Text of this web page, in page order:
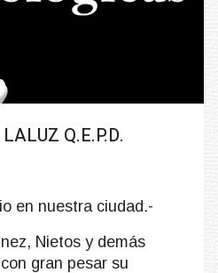
Q.E.P.D.
en nuestra ciudad.-
Nietos y demás
gran pesar su